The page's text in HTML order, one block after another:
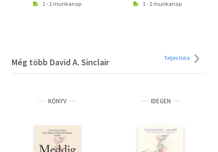
1 - 2 munkanap 1 - 2 munkanap
Még több David A. Sinclair Teljes lista
KÖNYV IDEGEN